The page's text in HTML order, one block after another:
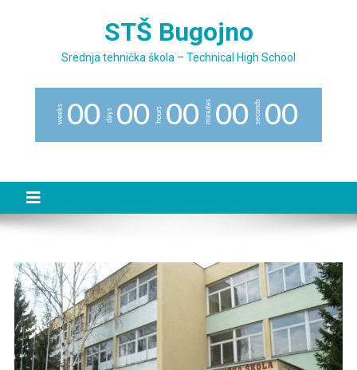
STŠ Bugojno
Srednja tehnička škola – Technical High School
weeks 00 days 00 hours 00 minutes 00 seconds 00